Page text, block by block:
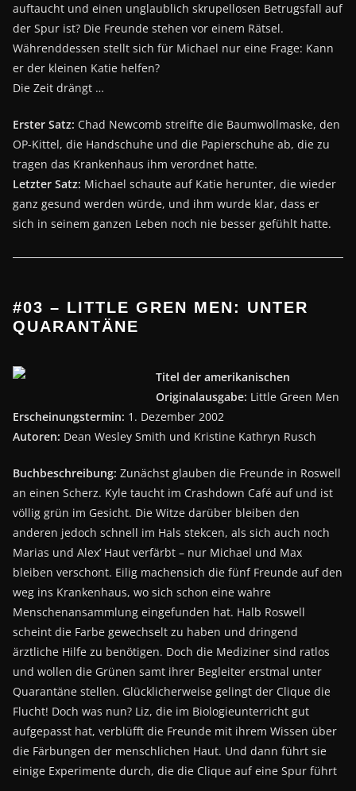
auftaucht und einen unglaublich skrupellosen Betrugsfall auf
der Spur ist? Die Freunde stehen vor einem Rätsel.
Währenddessen stellt sich für Michael nur eine Frage: Kann
er der kleinen Katie helfen?
Die Zeit drängt …
Erster Satz: Chad Newcomb streifte die Baumwollmaske, den
OP-Kittel, die Handschuhe und die Papierschuhe ab, die zu
tragen das Krankenhaus ihm verordnet hatte.
Letzter Satz: Michael schaute auf Katie herunter, die wieder
ganz gesund werden würde, und ihm wurde klar, dass er
sich in seinem ganzen Leben noch nie besser gefühlt hatte.
#03 – LITTLE GREN MEN: UNTER
QUARANTÄNE
Titel der amerikanischen
Originalausgabe: Little Green Men
Erscheinungstermin: 1. Dezember 2002
Autoren: Dean Wesley Smith und Kristine Kathryn Rusch
Buchbeschreibung: Zunächst glauben die Freunde in Roswell
an einen Scherz. Kyle taucht im Crashdown Café auf und ist
völlig grün im Gesicht. Die Witze darüber bleiben den
anderen jedoch schnell im Hals stekcen, als sich auch noch
Marias und Alex’ Haut verfärbt – nur Michael und Max
bleiben verschont. Eilig machensich die fünf Freunde auf den
weg ins Krankenhaus, wo sich schon eine wahre
Menschenansammlung eingefunden hat. Halb Roswell
scheint die Farbe gewechselt zu haben und dringend
ärztliche Hilfe zu benötigen. Doch die Mediziner sind ratlos
und wollen die Grünen samt ihrer Begleiter erstmal unter
Quarantäne stellen. Glücklicherweise gelingt der Clique die
Flucht! Doch was nun? Liz, die im Biologieunterricht gut
aufgepasst hat, verblüfft die Freunde mit ihrem Wissen über
die Färbungen der menschlichen Haut. Und dann führt sie
einige Experimente durch, die die Clique auf eine Spur führt